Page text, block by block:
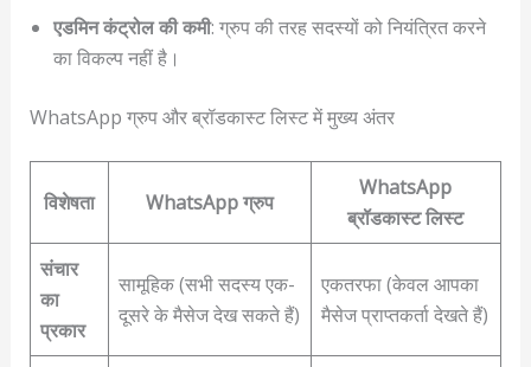
एडमिन कंट्रोल की कमी: ग्रुप की तरह सदस्यों को नियंत्रित करने
का विकल्प नहीं है।
WhatsApp ग्रुप और ब्रॉडकास्ट लिस्ट में मुख्य अंतर
विशेषता WhatsApp ग्रुप
WhatsApp
ब्रॉडकास्ट लिस्ट
संचार
का
प्रकार
सामूहिक (सभी सदस्य एक-
दूसरे के मैसेज देख सकते हैं)
एकतरफा (केवल आपका
मैसेज प्राप्तकर्ता देखते हैं)